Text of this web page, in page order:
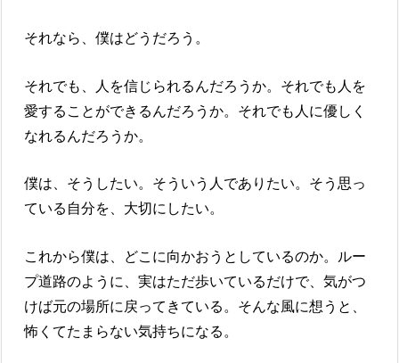
それなら、僕はどうだろう。
それでも、人を信じられるんだろうか。それでも人を
愛することができるんだろうか。それでも人に優しく
なれるんだろうか。
僕は、そうしたい。そういう人でありたい。そう思っ
ている自分を、大切にしたい。
これから僕は、どこに向かおうとしているのか。ルー
プ道路のように、実はただ歩いているだけで、気がつ
けば元の場所に戻ってきている。そんな風に想うと、
怖くてたまらない気持ちになる。